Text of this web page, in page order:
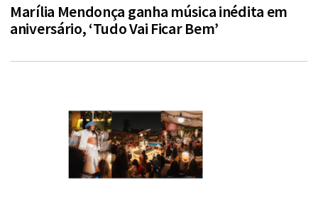
Marília Mendonça ganha música inédita em
aniversário, ‘Tudo Vai Ficar Bem’